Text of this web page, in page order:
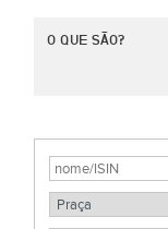
O QUE SÃO?